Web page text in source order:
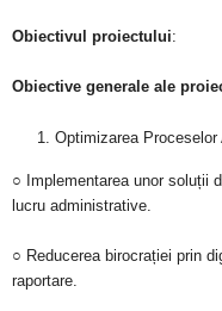
Obiectivul proiectului:
Obiective generale ale
Optimizarea
○ Implementarea unor soluții
lucru administrative.
○ Reducerea birocrației prin
raportare.